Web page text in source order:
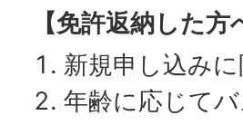
【免許返納した方
新規申し込み
年齢に応じて